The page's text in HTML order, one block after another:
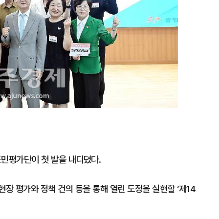
평가단이 첫 발을 내디뎠다.
평가와 정책 건의 등을 통해 열린 도정을 실현할 ‘제14